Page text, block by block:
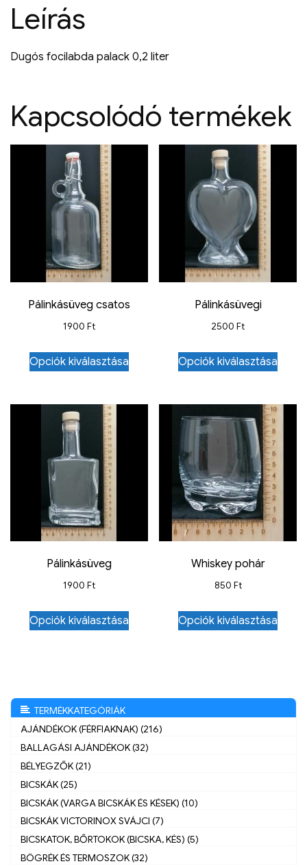
Leírás
Dugós focilabda palack 0,2 liter
Kapcsolódó termékek
Pálinkásüveg csatos
1900 Ft
Opciók kiválasztása
Pálinkásüvegi
2500Ft
Opciók kiválasztása
Pálinkásüveg
1900 Ft
Opciók kiválasztása
Whiskey pohár
850 Ft
Opciók kiválasztása
TERMÉKKATEGÓRIÁK
AJÁNDÉKOK (FÉRFIAKNAK) (216)
BALLAGÁSI AJÁNDÉKOK (32)
BÉLYEGZŐK (21)
BICSKÁK (25)
BICSKÁK (VARGA BICSKÁK ÉS KÉSEK) (10)
BICSKÁK VICTORINOX SVÁJCI (7)
BICSKATOK, BŐRTOKOK (BICSKA, KÉS) (5)
BÖGRÉK ÉS TERMOSZOK (32)